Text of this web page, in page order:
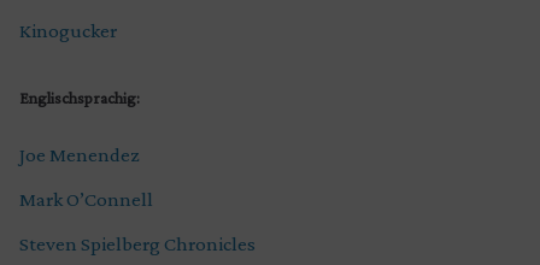
Kinogucker
Englischsprachig:
Joe Menendez
Mark O’Connell
Steven Spielberg Chronicles